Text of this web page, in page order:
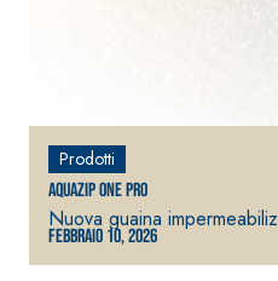
Prodotti
Aquazip One Pro
Nuova guaina
Febbraio 10, 2026
Sistema RIPRISTINO DEL
GEOACTIVE R4 40
Malta rapida